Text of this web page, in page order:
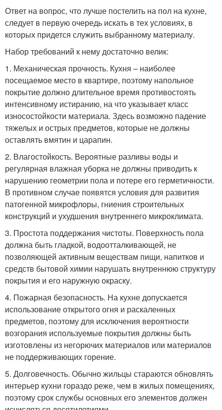
Ответ на вопрос, что лучше постелить на пол на кухне,
следует в первую очередь искать в тех условиях, в
которых придется служить выбранному материалу.
Набор требований к нему достаточно велик:
1. Механическая прочность. Кухня – наиболее
посещаемое место в квартире, поэтому напольное
покрытие должно длительное время противостоять
интенсивному истиранию, на что указывает класс
износостойкости материала. Здесь возможно падение
тяжелых и острых предметов, которые не должны
оставлять вмятин и царапин.
2. Влагостойкость. Вероятные разливы воды и
регулярная влажная уборка не должны приводить к
нарушению геометрии пола и потере его герметичности.
В противном случае появятся условия для развития
патогенной микрофлоры, гниения строительных
конструкций и ухудшения внутреннего микроклимата.
3. Простота поддержания чистоты. Поверхность пола
должна быть гладкой, водоотталкивающей, не
позволяющей активным веществам пищи, напитков и
средств бытовой химии нарушать внутреннюю структуру
покрытия и его наружную окраску.
4. Пожарная безопасность. На кухне допускается
использование открытого огня и раскаленных
предметов, поэтому для исключения вероятности
возгорания используемые покрытия должны быть
изготовлены из негорючих материалов или материалов
не поддерживающих горение.
5. Долговечность. Обычно жильцы стараются обновлять
интерьер кухни гораздо реже, чем в жилых помещениях,
поэтому срок службы основных его элементов должен